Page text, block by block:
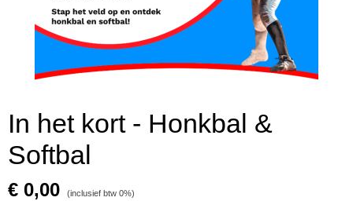
In het kort - Honkbal &
Softbal
€ 0,00 (inclusief btw 0%)